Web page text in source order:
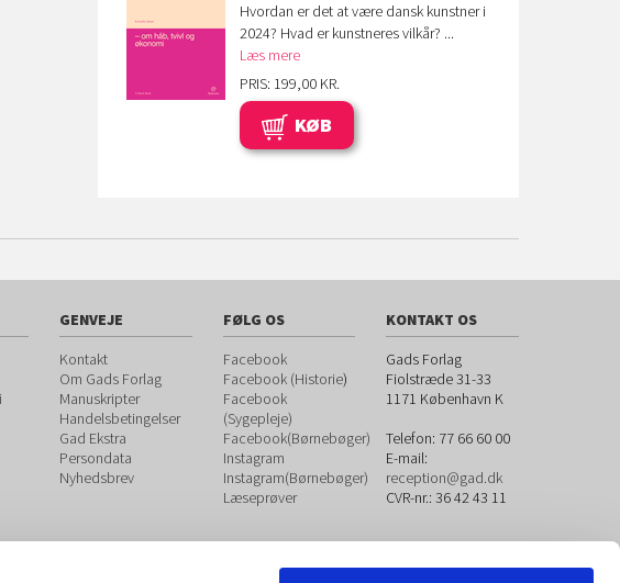
Hvordan er det at være dansk kunstner i
2024? Hvad er kunstneres vilkår? ...
Læs mere
PRIS: 199,00 KR.
KØB
GENVEJE
Kontakt
Om Gads Forlag
Manuskripter
Handelsbetingelser
Gad Ekstra
Persondata
Nyhedsbrev
FØLG OS
Facebook
Facebook (Historie)
Facebook
(Sygepleje)
Facebook(Børnebøger)
Instagram
Instagram(Børnebøger)
Læseprøver
KONTAKT OS
Gads Forlag
Fiolstræde 31-33
1171 København K
Telefon: 77 66 60 00
E-mail:
reception@gad.dk
CVR-nr.: 36 42 43 11